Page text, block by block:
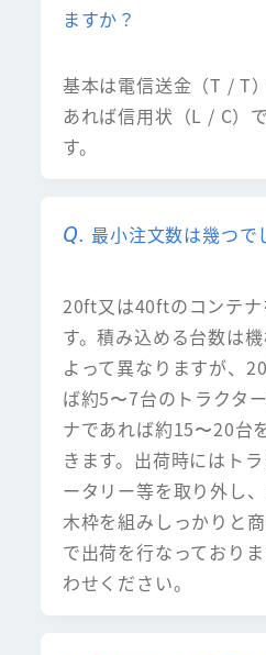
ますか？
基本は電信送金（T / T
あれば信用状（L / C）
す。
最小注文数は幾つで
20ft又は40ftのコンテナ
す。積み込める台数は
よって異なりますが、
ば約5〜7台のトラクタ
ナであれば約15〜20台
きます。出荷時にはト
ータリー等を取り外し
木枠を組みしっかりと
で出荷を行なっており
わせください。